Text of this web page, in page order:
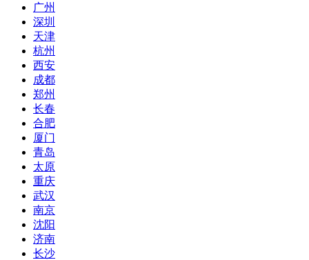
广州
深圳
天津
杭州
西安
成都
郑州
长春
合肥
厦门
青岛
太原
重庆
武汉
南京
沈阳
济南
长沙